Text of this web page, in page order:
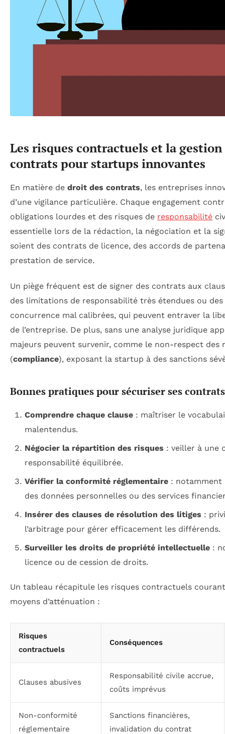
Les risques contractuels et la
contrats pour startups innovantes
En matière de droit des contrats, les entreprises
d’une vigilance particulière. Chaque engagement
obligations lourdes et des risques de responsabilité
essentielle lors de la rédaction, la négociation et la
soient des contrats de licence, des accords de
prestation de service.
Un piège fréquent est de signer des contrats aux
des limitations de responsabilité très étendues ou
concurrence mal calibrées, qui peuvent entraver la
de l’entreprise. De plus, sans une analyse juridique
majeurs peuvent survenir, comme le non-respect des
(compliance), exposant la startup à des sanctions
Bonnes pratiques pour sécuriser ses contrats
Comprendre chaque clause: maîtriser le
malentendus.
Négocier la répartition des risques : veiller à une
responsabilité équilibrée.
Vérifier la conformité réglementaire: notamment
des données personnelles ou des services
Insérer des clauses de résolution des litiges :
l’arbitrage pour gérer efficacement les différends.
Surveiller les droits de propriété intellectuelle:
licence ou de cession de droits.
Un tableau récapitule les risques contractuels
moyens d’atténuation :
Risques
contractuels
Conséquences
Clauses abusives
Responsabilité civile accrue,
coûts imprévus
Non-conformité
réglementaire
Sanctions financières,
invalidation du contrat